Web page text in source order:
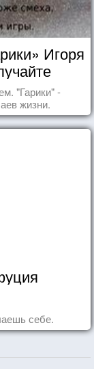
Игоря
"Гарики" -
жизни.
себе.